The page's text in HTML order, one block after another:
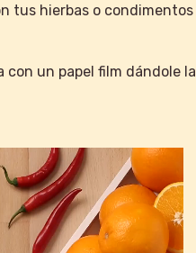
tus hierbas o condimentos
con un papel film dándole la